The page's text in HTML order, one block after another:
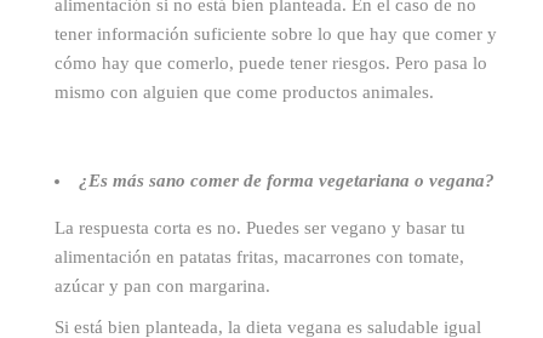
alimentación si no está bien planteada. En el caso de no
tener información suficiente sobre lo que hay que comer y
cómo hay que comerlo, puede tener riesgos. Pero pasa lo
mismo con alguien que come productos animales.
¿Es más sano comer de forma vegetariana o vegana?
La respuesta corta es no. Puedes ser vegano y basar tu
alimentación en patatas fritas, macarrones con tomate,
azúcar y pan con margarina.
Si está bien planteada, la dieta vegana es saludable igual